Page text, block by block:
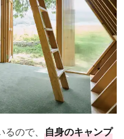
ので、 自身のキャンプ